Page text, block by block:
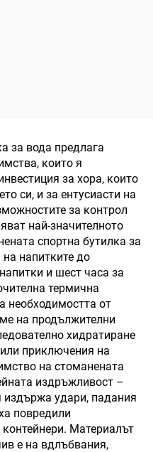
за вода предлага
които я
за хора, които
си, и за ентусиасти на
за контрол
най-значителното
спортна бутилка за
напитките до
и шест часа за
термична
необходимостта от
на продължителни
хидратиране
приключения на
на стоманената
издръжливост –
издържа удари, падания
повредили
Материалът
е на вдлъбвания,